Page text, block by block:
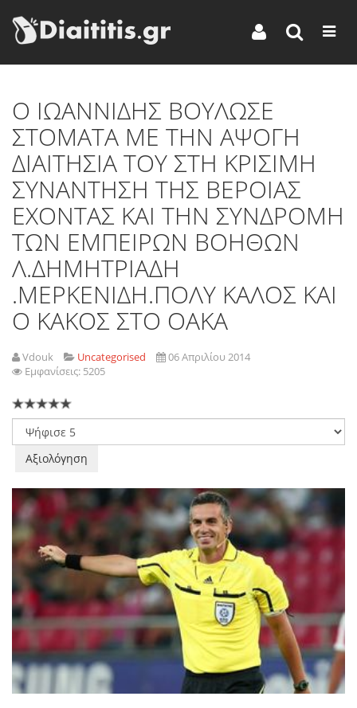
O IΩΑΝΝΙΔΗΣ ΒΟΥΛΩΣΕ
ΣΤΟΜΑΤΑ ΜΕ ΤΗΝ ΑΨΟΓΗ
ΔΙΑΙΤΗΣΙΑ ΤΟΥ ΣΤΗ ΚΡΙΣΙΜΗ
ΣΥΝΑΝΤΗΣΗ ΤΗΣ ΒΕΡΟΙΑΣ
ΕΧΟΝΤΑΣ ΚΑΙ ΤΗΝ ΣΥΝΔΡΟΜΗ
ΤΩΝ ΕΜΠΕΙΡΩΝ ΒΟΗΘΩΝ
Λ.ΔΗΜΗΤΡΙΑΔΗ
.ΜΕΡΚΕΝΙΔΗ.ΠΟΛΥ ΚΑΛΟΣ ΚΑΙ
Ο ΚΑΚΟΣ ΣΤΟ ΟΑΚΑ
Vdouk Uncategorised
06 Απριλίου 2014
Εμφανίσεις: 5205
Παρακαλώ
αξιολογήστε